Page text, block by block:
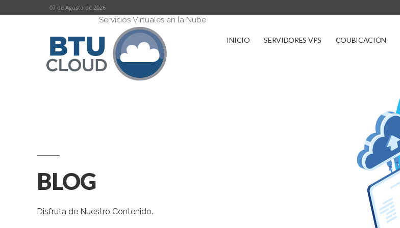
07 de Agosto de 2026
INICIO SERVIDORES VPS COUBICACIÓN
Servicios Virtuales en la Nube
BLOG
Disfruta de Nuestro Contenido.